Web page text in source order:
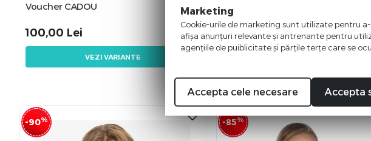
Voucher CADOU
100,00 Lei
VEZI VARIANTE
Bikini Top Damsel Sandstone
Pale Almond
160,00 Lei 16,00 Lei
-90% -85%
Marketing
Cookie-urile de marketing sunt utilizate pentru
afişa anunţuri relevante şi antrenante pentru
agenţiile de puiblicitate şi părţile terţe care se
Accepta cele necesare Accepta